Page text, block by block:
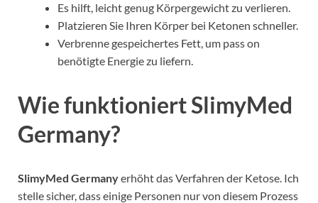
Es hilft, leicht genug Körpergewicht zu verlieren.
Platzieren Sie Ihren Körper bei Ketonen schneller.
Verbrenne gespeichertes Fett, um pass on
benötigte Energie zu liefern.
Wie funktioniertSlimyMed
Germany?
SlimyMed Germanyerhöht das Verfahren der Ketose. Ich
stelle sicher, dass einige Personen nur von diesem Prozess